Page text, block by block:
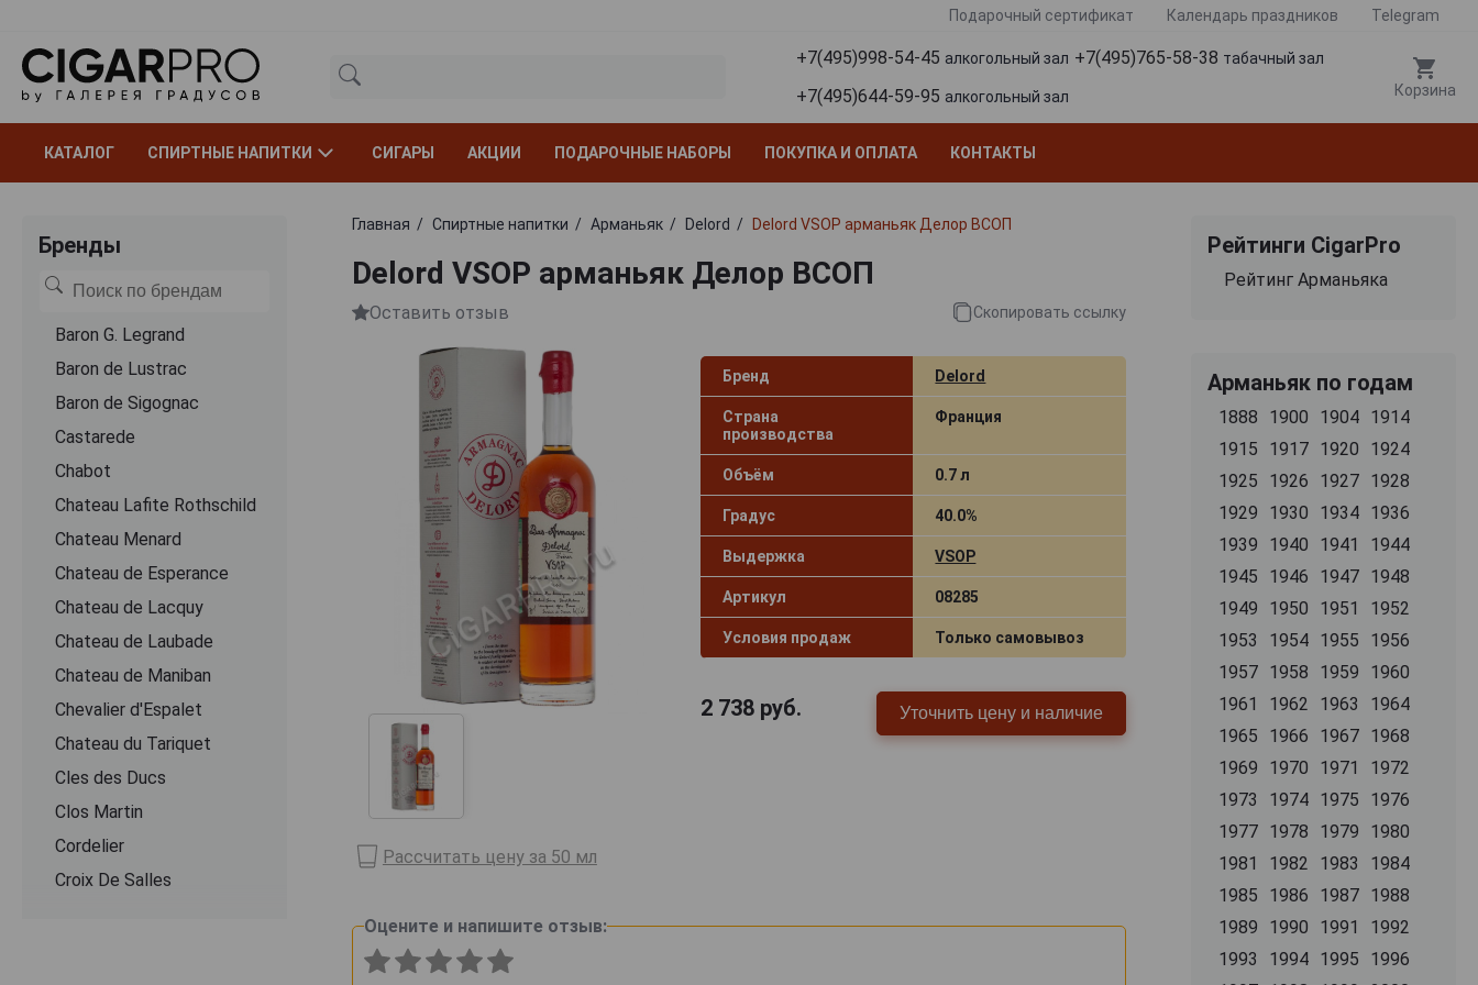
Подарочный сертификат Календарь праздников Telegram
+7(495)998-54-45 алкогольный зал +7(495)765-58-38 табачный зал
+7(495)644-59-95 алкогольный зал Корзина
КАТАЛОГ СПИРТНЫЕ НАПИТКИ СИГАРЫ АКЦИИ ПОДАРОЧНЫЕ НАБОРЫ ПОКУПКА И ОПЛАТА КОНТАКТЫ
Бренды
Baron G. Legrand
Baron de Lustrac
Baron de Sigognac
Castarede
Chabot
Chateau Lafite Rothschild
Chateau Menard
Chateau de Esperance
Chateau de Lacquy
Chateau de Laubade
Chateau de Maniban
Chevalier d'Espalet
Chаteau du Tariquet
Cles des Ducs
Clos Martin
Cordelier
Croix De Salles
Главная Спиртные напитки Арманьяк Delord Delord VSOP арманьяк Делор ВСОП
Delord VSOP арманьяк Делор ВСОП
Оставить отзыв Скопировать ссылку
Бренд Delord
Страна
производства
Франция
Объём 0.7 л
Градус 40.0%
Выдержка VSOP
Артикул 08285
Условия продаж Только самовывоз
2 738руб. Уточнить цену и наличие
Рассчитать цену за 50 мл
Оцените и напишите отзыв:
Рейтинги CigarPro
Рейтинг Арманьяка
Арманьяк по годам
1888 1900 1904 1914
1915
1917 1920
1924
1925
1926 1927 1928
1929
1930 1934 1936
1939
1940 1941
1944
1945
1946 1947 1948
1949
1950 1951
1952
1953
1954 1955
1956
1957 1958 1959
1960
1961
1962 1963
1964
1965
1966 1967 1968
1969
1970 1971
1972
1973
1974 1975
1976
1977 1978 1979
1980
1981
1982 1983
1984
1985
1986 1987 1988
1989
1990 1991
1992
1993
1994 1995
1996